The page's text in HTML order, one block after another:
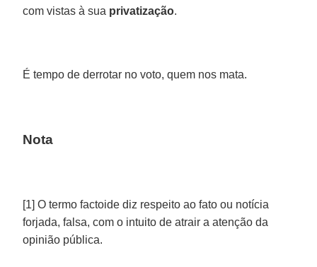
com vistas à sua privatização.
É tempo de derrotar no voto, quem nos mata.
Nota
[1] O termo factoide diz respeito ao fato ou notícia
forjada, falsa, com o intuito de atrair a atenção da
opinião pública.